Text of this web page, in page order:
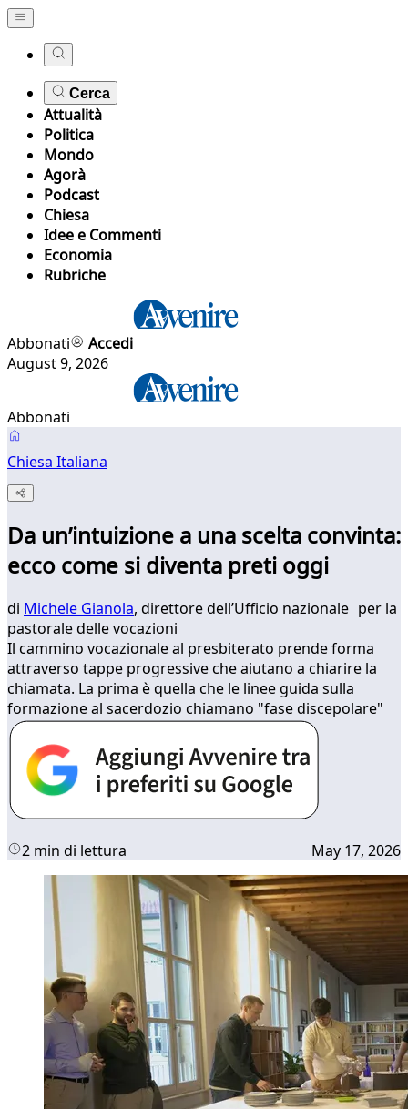
Cerca
Attualità
Politica
Mondo
Agorà
Podcast
Chiesa
Idee e Commenti
Economia
Rubriche
Abbonati
Accedi
August 9, 2026
Abbonati
Chiesa Italiana
Da un’intuizione a una scelta convinta:
ecco come si diventa preti oggi
di Michele Gianola, direttore dell’Ufficio nazionale per la
pastorale delle vocazioni
Il cammino vocazionale al presbiterato prende forma
attraverso tappe progressive che aiutano a chiarire la
chiamata. La prima è quella che le linee guida sulla
formazione al sacerdozio chiamano "fase discepolare"
2 min di lettura May 17, 2026